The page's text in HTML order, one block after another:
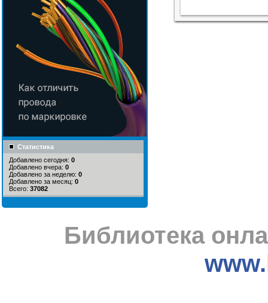
Статистика
Добавлено сегодня: 0
Добавлено вчера: 0
Добавлено за неделю: 0
Добавлено за месяц: 0
Всего: 37082
Библиотека